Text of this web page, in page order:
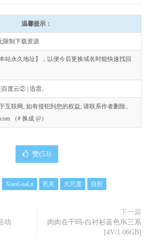
温馨提示：
限制下载资源
站永久地址】，以便今后更换域名时能快速找回
度云② | 迅雷。
联网, 如有侵犯到您的权益, 请联系作者删除。
（# 换成 @）
赞(53)
XiaoGuaLu 乳夹 大尺度 自慰
动
下一篇
肉肉在干吗-白衬衫蓝色JK三系
[4V/1.06GB]